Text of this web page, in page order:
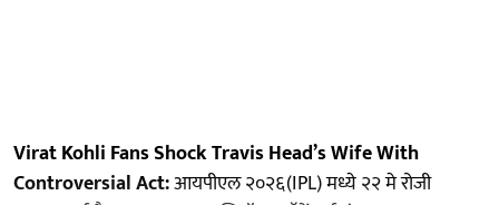
Virat Kohli Fans Shock Travis Head’s Wife With
Controversial Act:आयपीएल २०२६(IPL) मध्ये २२ मे रोजी